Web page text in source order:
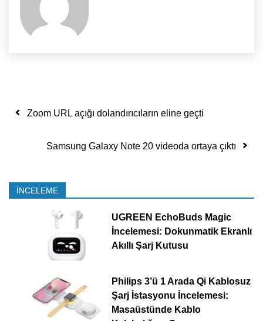
Yazı dolaşımı
Zoom URL açığı dolandırıcıların eline geçti
Samsung Galaxy Note 20 videoda ortaya çıktı
İNCELEME
UGREEN EchoBuds Magic
İncelemesi: Dokunmatik Ekranlı
Akıllı Şarj Kutusu
Philips 3’ü 1 Arada Qi Kablosuz
Şarj İstasyonu İncelemesi:
Masaüstünde Kablo